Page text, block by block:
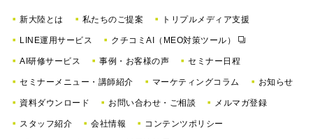
新大陸とは 私たちのご提案 トリプルメディア支援
LINE運用サービス クチコミAI（MEO対策ツール）
AI研修サービス 事例・お客様の声 セミナー日程
セミナーメニュー・講師紹介 マーケティングコラム お知らせ
資料ダウンロード お問い合わせ・ご相談 メルマガ登録
スタッフ紹介 会社情報 コンテンツポリシー